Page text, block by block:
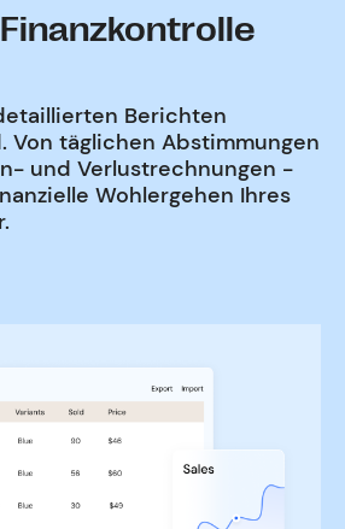
Berichten
Von täglichen Abstimmungen
und Verlustrechnungen -
Wohlergehen Ihres